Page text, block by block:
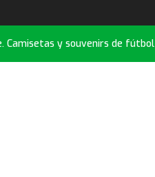
Camisetas y souvenirs de fútbol